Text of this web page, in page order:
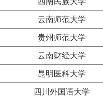
云南师范大学
贵州师范大学
云南财经大学
昆明医科大学
四川外国语大学